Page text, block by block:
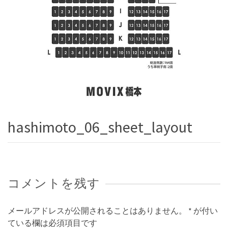
hashimoto_06_sheet_layout
コメントを残す
メールアドレスが公開されることはありません。 * が付い
ている欄は必須項目です